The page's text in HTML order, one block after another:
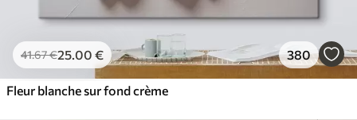
41.67€25.00 € 380
Fleur blanche sur fond crème